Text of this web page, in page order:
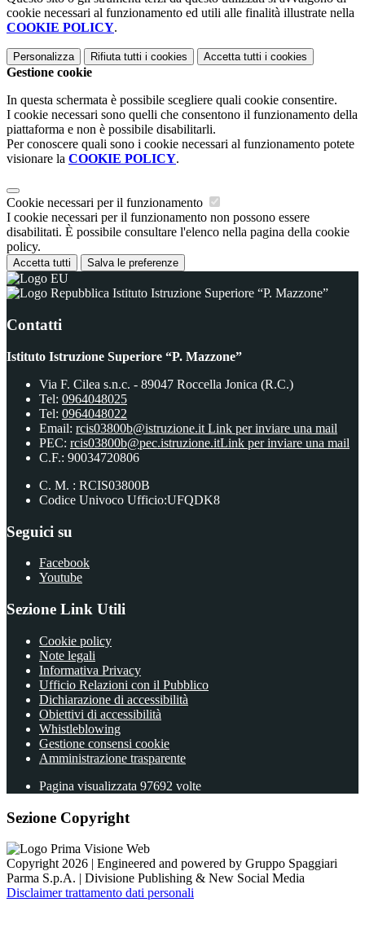
cookie necessari al funzionamento ed utili alle finalità illustrate nella
COOKIE POLICY.
Personalizza Rifiuta tutti i cookies Accetta tutti i cookies
Gestione cookie
In questa schermata è possibile scegliere quali cookie consentire.
I cookie necessari sono quelli che consentono il funzionamento della
piattaforma e non è possibile disabilitarli.
Per conoscere quali sono i cookie necessari al funzionamento potete
visionare la COOKIE POLICY.
Cookie necessari per il funzionamento
I cookie necessari per il funzionamento non possono essere
disabilitati. È possibile consultare l'elenco nella pagina della cookie
policy.
Accetta tutti Salva le preferenze
Istituto Istruzione Superiore “P. Mazzone”
Contatti
Istituto Istruzione Superiore “P. Mazzone”
Via F. Cilea s.n.c. - 89047 Roccella Jonica (R.C.)
Tel: 0964048025
Tel: 0964048022
Email: rcis03800b@istruzione.it Link per inviare una mail
PEC: rcis03800b@pec.istruzione.itLink per inviare una mail
C.F.: 90034720806
C. M. : RCIS03800B
Codice Univoco Ufficio:UFQDK8
Seguici su
Facebook
Youtube
Sezione Link Utili
Cookie policy
Note legali
Informativa Privacy
Ufficio Relazioni con il Pubblico
Dichiarazione di accessibilità
Obiettivi di accessibilità
Whistleblowing
Gestione consensi cookie
Amministrazione trasparente
Pagina visualizzata 97692 volte
Sezione Copyright
Copyright 2026 | Engineered and powered by Gruppo Spaggiari
Parma S.p.A. | Divisione Publishing & New Social Media
Disclaimer trattamento dati personali